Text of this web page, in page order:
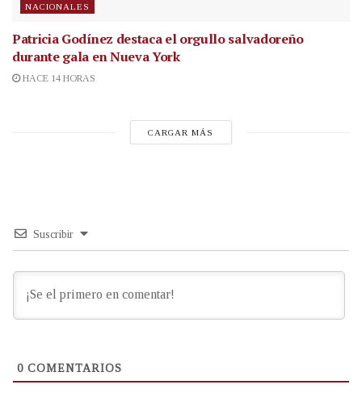
NACIONALES
Patricia Godínez destaca el orgullo salvadoreño
durante gala en Nueva York
HACE 14 HORAS
CARGAR MÁS
Suscribir
0 COMENTARIOS